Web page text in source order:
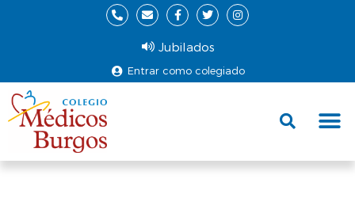
Entrar como colegiado
Jubilados